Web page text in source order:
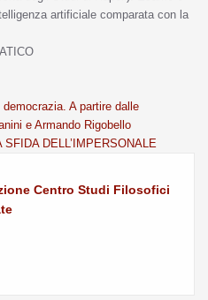
artificiale comparata con la
A partire dalle
e Armando Rigobello
SFIDA DELL’IMPERSONALE
Centro Studi Filosofici